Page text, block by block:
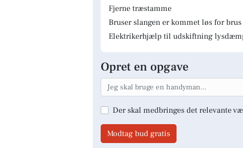
Fjerne træstamme
Bruser slangen er kommet løs for
Elektrikerhjælp til udskiftning
Opret en opgave
Der skal medbringes det relevante
Modtag bud gratis